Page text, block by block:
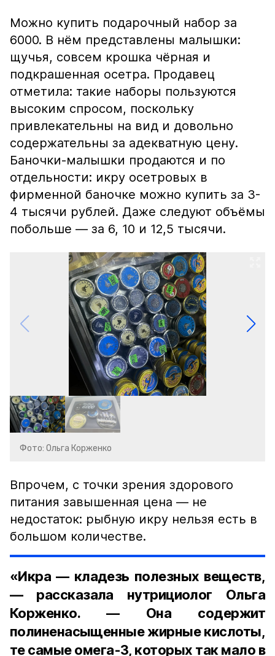
Можно купить подарочный набор за
6000. В нём представлены малышки:
щучья, совсем крошка чёрная и
подкрашенная осетра. Продавец
отметила: такие наборы пользуются
высоким спросом, поскольку
привлекательны на вид и довольно
содержательны за адекватную цену.
Баночки-малышки продаются и по
отдельности: икру осетровых в
фирменной баночке можно купить за 3-
4 тысячи рублей. Даже следуют объёмы
побольше — за 6, 10 и 12,5 тысячи.
Фото: Ольга Корженко
Впрочем, с точки зрения здорового
питания завышенная цена — не
недостаток: рыбную икру нельзя есть в
большом количестве.
«Икра — кладезь полезных веществ,
— рассказала нутрициолог Ольга
Корженко. — Она содержит
полиненасыщенные жирные кислоты,
те самые омега-3, которых так мало в